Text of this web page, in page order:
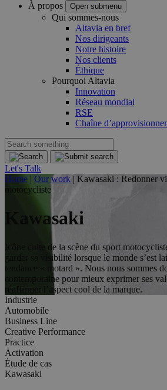
À propos
Open submenu
Qui sommes-nous
Altavia en bref
Nos dirigeants
Notre histoire
Nos clients
Éthique
Pourquoi Altavia
Innovation
Réseau mondial
RSE
Chaîne
Let's Talk
Home | Our work | Kawasaki : Redonner
motocycliste
Kawasaki
Icône culte de la scène du sport
garder sa visibilité lorsque le monde s’est
tendance « motard ». Nous nous sommes
contemporaine pour mieux exprimer ses
réaffirmer l’aspect cool de la marque.
Industrie
Automobile
Business Line
Creative Performance
Practice
Activation
Étude de cas
Kawasaki